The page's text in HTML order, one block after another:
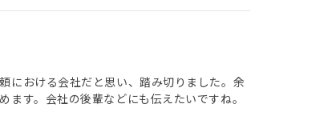
における会社だと思い、踏み切りました。余
す。会社の後輩などにも伝えたいですね。